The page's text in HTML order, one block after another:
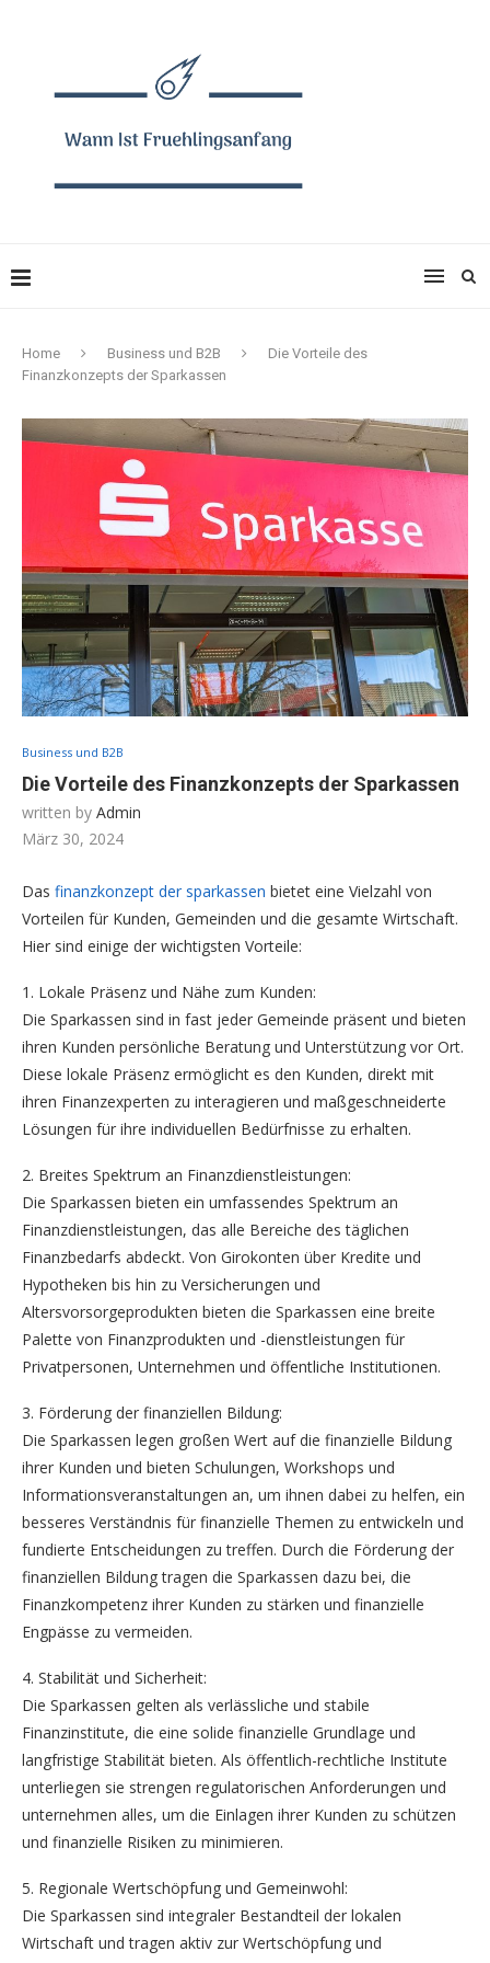
Home Business und B2B
Die Vorteile des
Finanzkonzepts der Sparkassen
Business und B2B
Die Vorteile des Finanzkonzepts der Sparkassen
written by Admin
März 30, 2024
Das finanzkonzept der sparkassen bietet eine Vielzahl von
Vorteilen für Kunden, Gemeinden und die gesamte Wirtschaft.
Hier sind einige der wichtigsten Vorteile:
1. Lokale Präsenz und Nähe zum Kunden:
Die Sparkassen sind in fast jeder Gemeinde präsent und bieten
ihren Kunden persönliche Beratung und Unterstützung vor Ort.
Diese lokale Präsenz ermöglicht es den Kunden, direkt mit
ihren Finanzexperten zu interagieren und maßgeschneiderte
Lösungen für ihre individuellen Bedürfnisse zu erhalten.
2. Breites Spektrum an Finanzdienstleistungen:
Die Sparkassen bieten ein umfassendes Spektrum an
Finanzdienstleistungen, das alle Bereiche des täglichen
Finanzbedarfs abdeckt. Von Girokonten über Kredite und
Hypotheken bis hin zu Versicherungen und
Altersvorsorgeprodukten bieten die Sparkassen eine breite
Palette von Finanzprodukten und -dienstleistungen für
Privatpersonen, Unternehmen und öffentliche Institutionen.
3. Förderung der finanziellen Bildung:
Die Sparkassen legen großen Wert auf die finanzielle Bildung
ihrer Kunden und bieten Schulungen, Workshops und
Informationsveranstaltungen an, um ihnen dabei zu helfen, ein
besseres Verständnis für finanzielle Themen zu entwickeln und
fundierte Entscheidungen zu treffen. Durch die Förderung der
finanziellen Bildung tragen die Sparkassen dazu bei, die
Finanzkompetenz ihrer Kunden zu stärken und finanzielle
Engpässe zu vermeiden.
4. Stabilität und Sicherheit:
Die Sparkassen gelten als verlässliche und stabile
Finanzinstitute, die eine solide finanzielle Grundlage und
langfristige Stabilität bieten. Als öffentlich-rechtliche Institute
unterliegen sie strengen regulatorischen Anforderungen und
unternehmen alles, um die Einlagen ihrer Kunden zu schützen
und finanzielle Risiken zu minimieren.
5. Regionale Wertschöpfung und Gemeinwohl:
Die Sparkassen sind integraler Bestandteil der lokalen
Wirtschaft und tragen aktiv zur Wertschöpfung und